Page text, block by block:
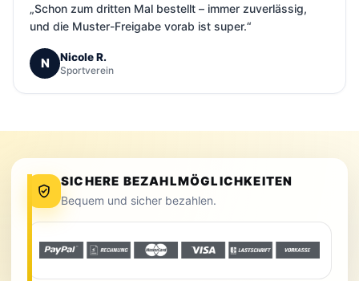
„Schon zum dritten Mal bestellt – immer zuverlässig,
und die Muster-Freigabe vorab ist super.“
N Nicole R.
Sportverein
SICHERE BEZAHLMÖGLICHKEITEN
Bequem und sicher bezahlen.